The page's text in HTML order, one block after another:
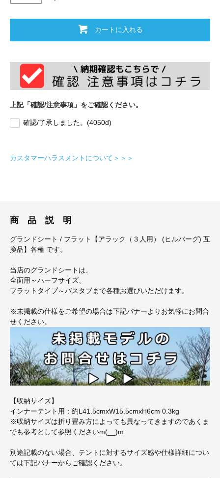
カートに入れる
上記「確認/注意事項」をご確認ください。
確認/了承しました。(4050d)
カスタマーハラスメントについて＞＞＞
商 品 説 明
グランドシート / フラット【アラック（３人用） (ヒルバーグ) 互
換品】各種 です。
当店のグランドシートは、
全面用～ハーフサイズ、
フラットタイプ～バスタブまで各種お選びいただけます。
※未掲載の仕様をご希望の場合は下記バナーよりお気軽にお問合
せください。
【収納サイズ】
インナーテント用：約L41.5cmxW15.5cmxH6cm 0.3kg
※収納サイズは折り畳み方によっても異なってきますのであくま
でも参考として参照くださいm(__)m
別途記載のない場合、テントに対するサイズ感や仕様詳細につい
ては下記バナーからご確認ください。